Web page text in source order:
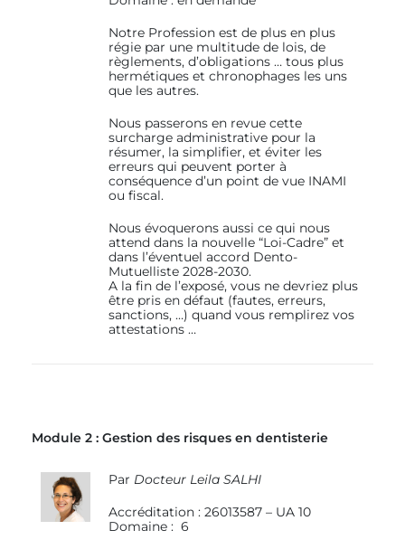
Notre Profession est de plus en plus
régie par une multitude de lois, de
règlements, d’obligations … tous plus
hermétiques et chronophages les uns
que les autres.
Nous passerons en revue cette
surcharge administrative pour la
résumer, la simplifier, et éviter les
erreurs qui peuvent porter à
conséquence d’un point de vue INAMI
ou fiscal.
Nous évoquerons aussi ce qui nous
attend dans la nouvelle “Loi-Cadre” et
dans l’éventuel accord Dento-
Mutuelliste 2028-2030.
A la fin de l’exposé, vous ne devriez plus
être pris en défaut (fautes, erreurs,
sanctions, …) quand vous remplirez vos
attestations …
Module 2 : Gestion des risques en dentisterie
Par Docteur Leila SALHI
Accréditation : 26013587 – UA 10
Domaine : 6